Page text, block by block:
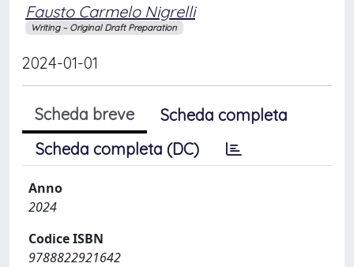
Fausto Carmelo Nigrelli
Writing – Original Draft Preparation
2024-01-01
Scheda breve
Scheda completa
Scheda completa (DC)
Anno
2024
Codice ISBN
9788822921642